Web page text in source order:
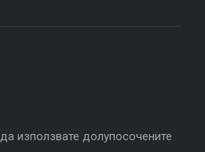
използвате долупосочените